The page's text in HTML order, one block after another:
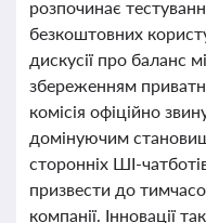
розпочинає
безкоштовних
дискусії про баланс
збереженням
комісія офіційно
домінуючим
сторонніх ШІ-
призвести до
компанії. Інновації